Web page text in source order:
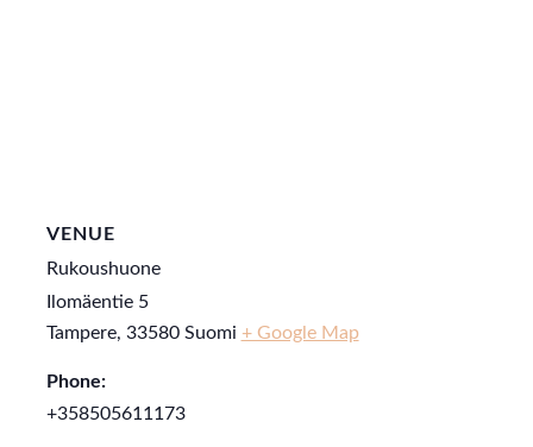
VENUE
Rukoushuone
Ilomäentie 5
Tampere, 33580 Suomi + Google Map
Phone:
+358505611173